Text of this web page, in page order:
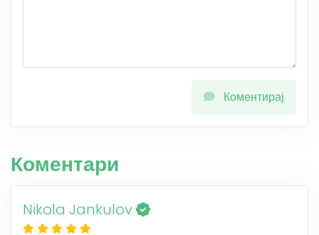
Коментирај
Коментари
Nikola Jankulov